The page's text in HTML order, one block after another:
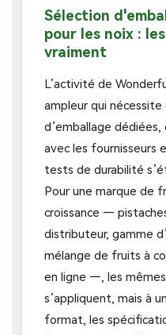
Sélection
pour les noix :
vraiment
L’activité de
ampleur qui
d’emballage
avec les fournisseurs
tests de durabilité
Pour une marque de
croissance —
distributeur, gamme
mélange de fruits à
en ligne —, les
s’appliquent, mais à
format, les